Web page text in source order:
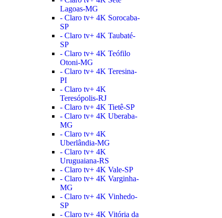
Lagoas-MG
- Claro tv+ 4K Sorocaba-
SP
- Claro tv+ 4K Taubaté-
SP
- Claro tv+ 4K Teófilo
Otoni-MG
- Claro tv+ 4K Teresina-
PI
- Claro tv+ 4K
Teresópolis-RJ
- Claro tv+ 4K Tietê-SP
- Claro tv+ 4K Uberaba-
MG
- Claro tv+ 4K
Uberlândia-MG
- Claro tv+ 4K
Uruguaiana-RS
- Claro tv+ 4K Vale-SP
- Claro tv+ 4K Varginha-
MG
- Claro tv+ 4K Vinhedo-
SP
- Claro tv+ 4K Vitória da